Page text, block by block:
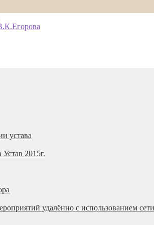
устава
2015г.
удалённо с использованием